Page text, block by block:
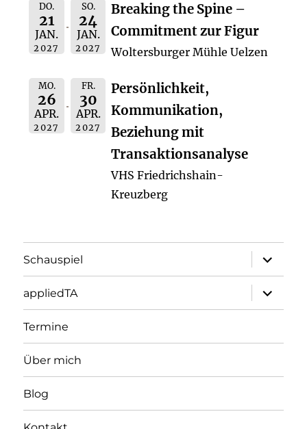
DO.
21
JAN.
2027
SO.
24
JAN.
2027
Breaking the Spine –
Commitment zur Figur
Woltersburger Mühle Uelzen
MO.
26
APR.
2027
FR.
30
APR.
2027
Persönlichkeit,
Kommunikation,
Beziehung mit
Transaktionsanalyse
VHS Friedrichshain-
Kreuzberg
Schauspiel
öffnen
appliedTA
öffnen
Termine
Über mich
Blog